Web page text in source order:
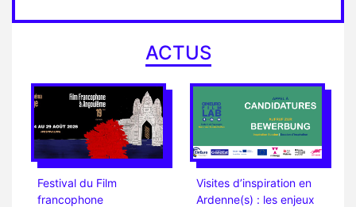
ACTUS
Festival du Film
francophone
Visites d’inspiration en
Ardenne(s) : les enjeux